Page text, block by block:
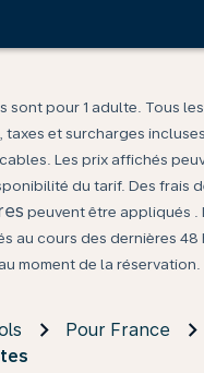
sont pour 1 adulte. Tous
taxes et surcharges
Les prix affichés
du tarif. Des frais
peuvent être appliqués .
au cours des dernières 48
moment de la réservation.
Pour France